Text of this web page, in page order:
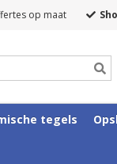
op maat
tegels